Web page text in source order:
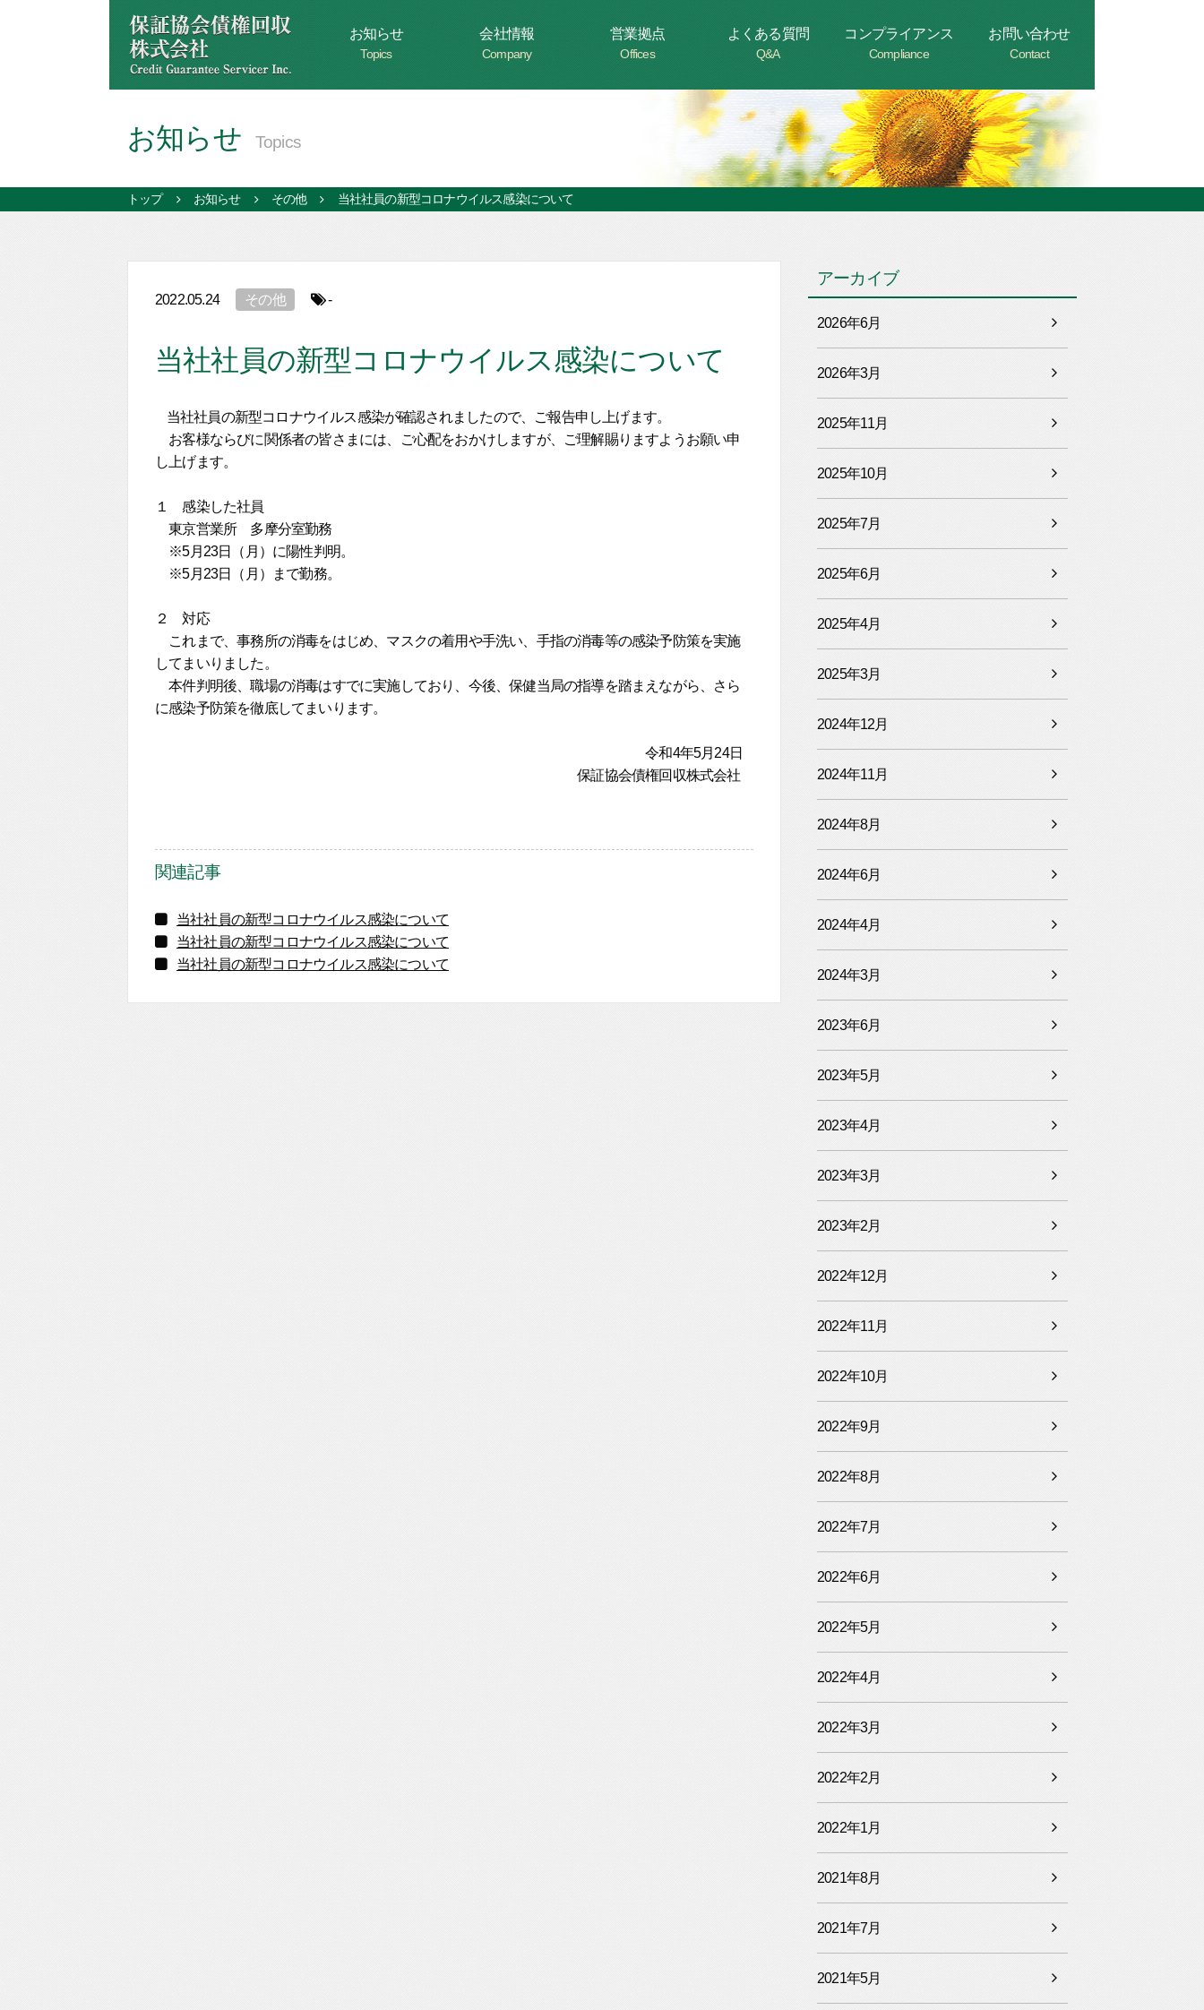
お知らせ
Topics
会社情報
Company
営業拠点
Offices
よくある質問
Q&A
コンプライアンス
Compliance
お問い合わせ
Contact
お知らせ Topics
トップ お知らせ その他 当社社員の新型コロナウイルス感染について
2022.05.24 その他 -
当社社員の新型コロナウイルス感染について
当社社員の新型コロナウイルス感染が確認されましたので、ご報告申し上げます。
お客様ならびに関係者の皆さまには、ご心配をおかけしますが、ご理解賜りますようお願い申
し上げます。
１ 感染した社員
東京営業所 多摩分室勤務
※5月23日（月）に陽性判明。
※5月23日（月）まで勤務。
２ 対応
これまで、事務所の消毒をはじめ、マスクの着用や手洗い、手指の消毒等の感染予防策を実施
してまいりました。
本件判明後、職場の消毒はすでに実施しており、今後、保健当局の指導を踏まえながら、さら
に感染予防策を徹底してまいります。
令和4年5月24日
保証協会債権回収株式会社
関連記事
当社社員の新型コロナウイルス感染について
当社社員の新型コロナウイルス感染について
当社社員の新型コロナウイルス感染について
アーカイブ
2026年6月
2026年3月
2025年11月
2025年10月
2025年7月
2025年6月
2025年4月
2025年3月
2024年12月
2024年11月
2024年8月
2024年6月
2024年4月
2024年3月
2023年6月
2023年5月
2023年4月
2023年3月
2023年2月
2022年12月
2022年11月
2022年10月
2022年9月
2022年8月
2022年7月
2022年6月
2022年5月
2022年4月
2022年3月
2022年2月
2022年1月
2021年8月
2021年7月
2021年5月